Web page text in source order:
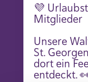
💜
Mitglieder
Unsere
St.
dort ein
entdeckt.